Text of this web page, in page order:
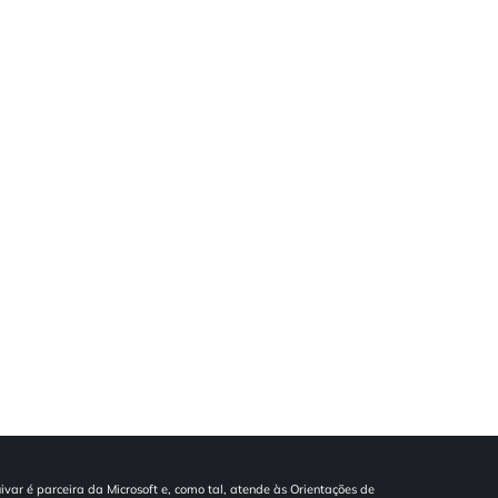
é parceira da Microsoft e, como tal, atende às Orientações de